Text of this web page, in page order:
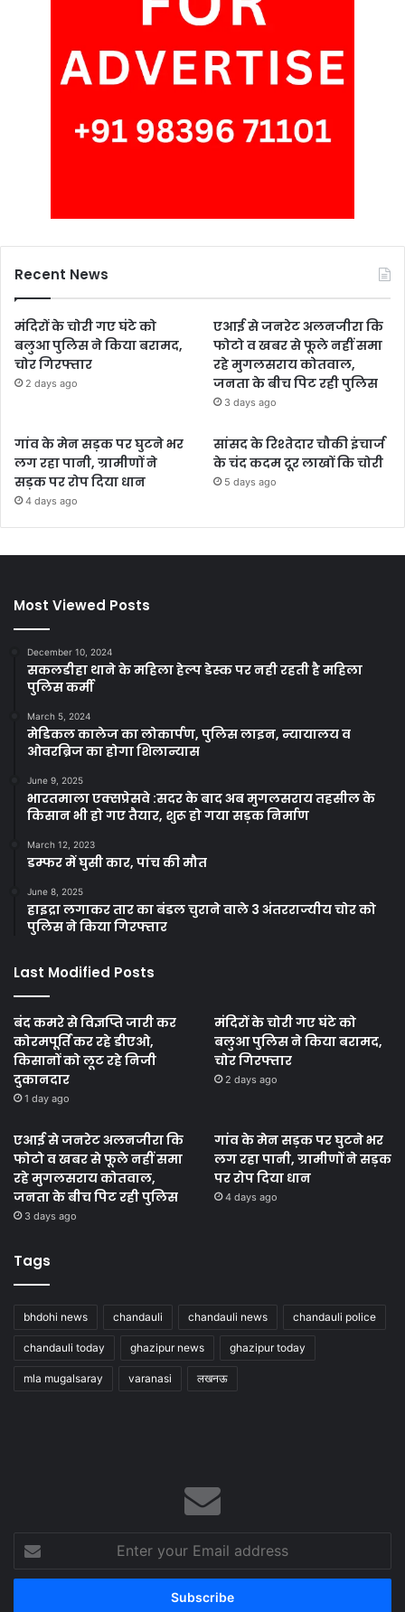
Recent News
मंदिरों के चोरी गए घंटे को
बलुआ पुलिस ने किया बरामद,
चोर गिरफ्तार
2 days ago
एआई से जनरेट अलनजीरा कि
फोटो व खबर से फूले नहीं समा
रहे मुगलसराय कोतवाल,
जनता के बीच पिट रही पुलिस
3 days ago
गांव के मेन सड़क पर घुटने भर
लग रहा पानी, ग्रामीणों ने
सड़क पर रोप दिया धान
4 days ago
सांसद के रिश्तेदार चौकी इंचार्ज
के चंद कदम दूर लाखों कि चोरी
5 days ago
Most Viewed Posts
December 10, 2024
सकलडीहा थाने के महिला हेल्प डेस्क पर नही रहती है महिला
पुलिस कर्मी
March 5, 2024
मेडिकल कालेज का लोकार्पण, पुलिस लाइन, न्यायालय व
ओवरब्रिज का होगा शिलान्यास
June 9, 2025
भारतमाला एक्सप्रेसवे :सदर के बाद अब मुगलसराय तहसील के
किसान भी हो गए तैयार, शुरू हो गया सड़क निर्माण
March 12, 2023
डम्फर में घुसी कार, पांच की मौत
June 8, 2025
हाइद्रा लगाकर तार का बंडल चुराने वाले 3 अंतरराज्यीय चोर को
पुलिस ने किया गिरफ्तार
Last Modified Posts
बंद कमरे से विज्ञप्ति जारी कर
कोरमपूर्ति कर रहे डीएओ,
किसानों को लूट रहे निजी
दुकानदार
1 day ago
मंदिरों के चोरी गए घंटे को
बलुआ पुलिस ने किया बरामद,
चोर गिरफ्तार
2 days ago
एआई से जनरेट अलनजीरा कि
फोटो व खबर से फूले नहीं समा
रहे मुगलसराय कोतवाल,
जनता के बीच पिट रही पुलिस
3 days ago
गांव के मेन सड़क पर घुटने भर
लग रहा पानी, ग्रामीणों ने सड़क
पर रोप दिया धान
4 days ago
Tags
bhdohi news chandauli chandauli news chandauli police
chandauli today ghazipur news ghazipur today
mla mugalsaray varanasi लखनऊ
your
Email